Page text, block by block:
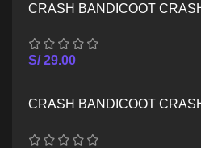
CRASH BANDICOOT
S/29.00
CRASH BANDICOOT